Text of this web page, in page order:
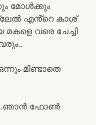
മോൾക്കും
എൻ്റെ കാശ്
വരെ ചേച്ചി
മിണ്ടാതെ
ഫോൺ